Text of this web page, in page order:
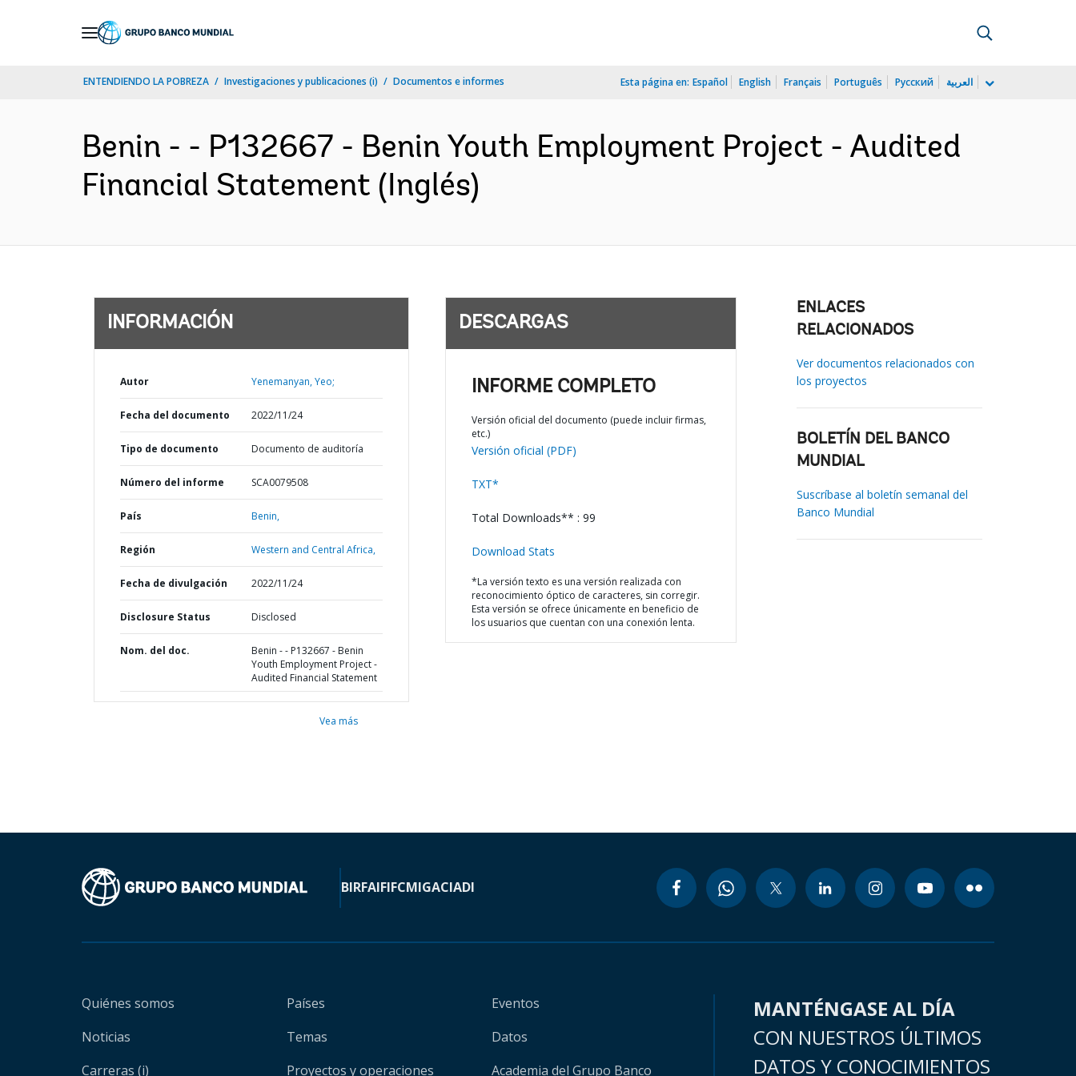
ENTENDIENDO LA POBREZA Investigaciones y publicaciones (i) Documentos e informes Esta página en: Español English Français Português Русский العربية
Benin - - P132667 - Benin Youth Employment Project - Audited
Financial Statement (Inglés)
INFORMACIÓN
Autor Yenemanyan, Yeo;
Fecha del documento 2022/11/24
Tipo de documento Documento de auditoría
Número del informe SCA0079508
País Benin,
Región Western and Central Africa,
Fecha de divulgación 2022/11/24
Disclosure Status Disclosed
Nom. del doc.
Benin - - P132667 - Benin
Youth Employment Project -
Audited Financial Statement
Vea más
DESCARGAS
INFORME COMPLETO
Versión oficial del documento (puede incluir firmas,
etc.)
Versión oficial (PDF)
TXT*
Total Downloads** : 99
Download Stats
*La versión texto es una versión realizada con
reconocimiento óptico de caracteres, sin corregir.
Esta versión se ofrece únicamente en beneficio de
los usuarios que cuentan con una conexión lenta.
ENLACES
RELACIONADOS
Ver documentos relacionados con
los proyectos
BOLETÍN DEL BANCO
MUNDIAL
Suscríbase al boletín semanal del
Banco Mundial
BIRFAIFIFCMIGACIADI
Quiénes somos
Noticias
Carreras (i)
Países
Temas
Proyectos y operaciones
Eventos
Datos
Academia del Grupo Banco
MANTÉNGASE AL DÍA
CON NUESTROS ÚLTIMOS
DATOS Y CONOCIMIENTOS